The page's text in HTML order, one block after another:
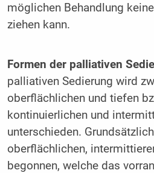
möglichen Behandlung
ziehen kann.
Formen der palliativen
palliativen Sedierung wird
oberflächlichen und tiefen
kontinuierlichen und
unterschieden.
oberflächlichen,
begonnen, welche das